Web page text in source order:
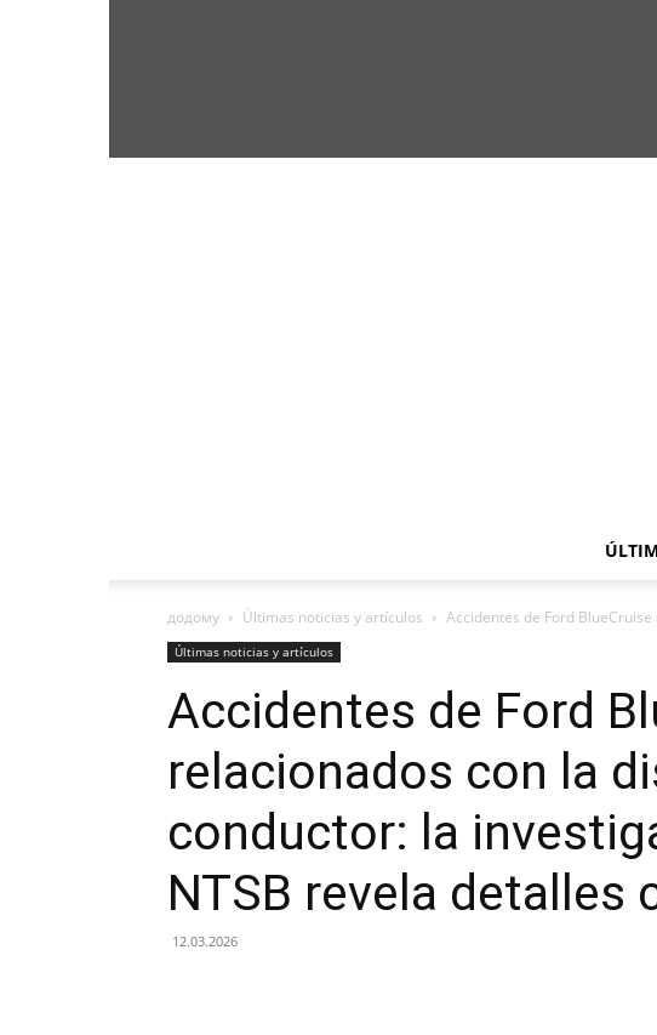
додому Últimas noticias y artículos Accidentes de Ford
Últimas noticias y artículos
Accidentes de Ford
relacionados con la
conductor: la
NTSB revela detalles
12.03.2026